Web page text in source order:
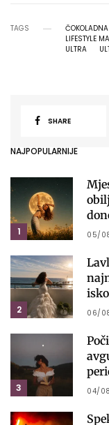
TAGS
LIFESTYLE
ULTRA
SHARE
NAJPOPULARNIJE
1 05/
2 06/
3 04/